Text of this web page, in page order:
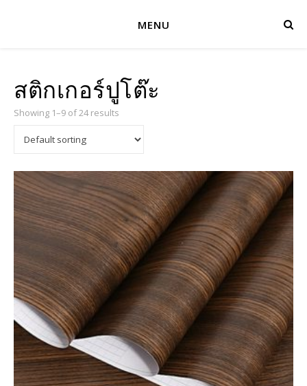
MENU
สติกเกอร์ปูโต๊ะ
Showing 1–9 of 24 results